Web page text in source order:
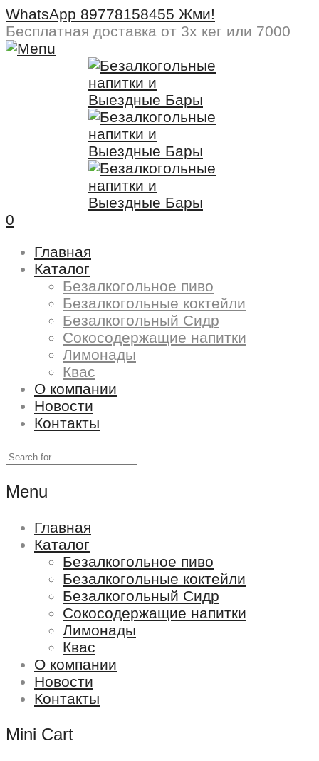
WhatsApp 89778158455 Жми!
Бесплатная доставка от 3х кег или 7000
0
Главная
Каталог
Безалкогольное пиво
Безалкогольные коктейли
Безалкогольный Сидр
Сокосодержащие напитки
Лимонады
Квас
О компании
Новости
Контакты
Menu
Главная
Каталог
Безалкогольное пиво
Безалкогольные коктейли
Безалкогольный Сидр
Сокосодержащие напитки
Лимонады
Квас
О компании
Новости
Контакты
Mini Cart